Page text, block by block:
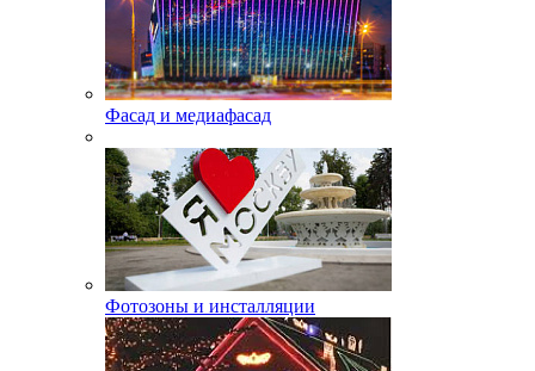
Фасад и медиафасад
Фотозоны и инсталляции